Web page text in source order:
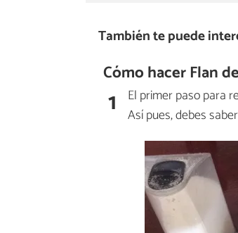
También te puede
Cómo hacer Flan
1 El primer paso para
Así pues, debes